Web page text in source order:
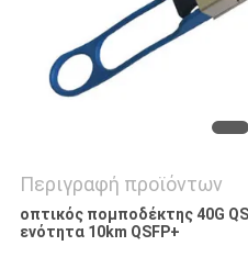
Περιγραφή προϊόντων
οπτικός πομποδέκτης 40G
ενότητα 10km QSFP+